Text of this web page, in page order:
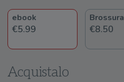
ebook
€5.99
Brossura
€8.50
Acquistalo